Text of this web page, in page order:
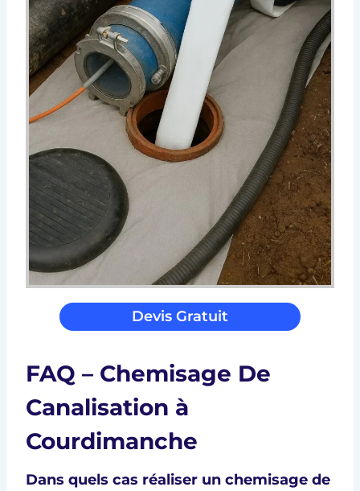
Devis Gratuit
FAQ – Chemisage De
Canalisation à
Courdimanche
Dans quels cas réaliser un chemisage de